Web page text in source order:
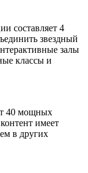
составляет 4
звездный
залы
классы и
40 мощных
имеет
в других